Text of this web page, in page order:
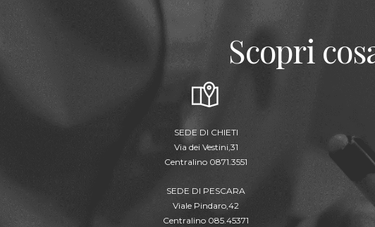
Scopri
SEDE DI CHIETI
Via dei Vestini,31
Centralino 0871.3551
SEDE DI PESCARA
Viale Pindaro,42
Centralino 085.45371